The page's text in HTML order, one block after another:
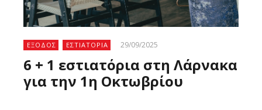
ΕΞΟΔΟΣ ΕΣΤΙΑΤΟΡΙΑ 29/09/2025
6 + 1 εστιατόρια στη Λάρνακα
για την 1η Οκτωβρίου